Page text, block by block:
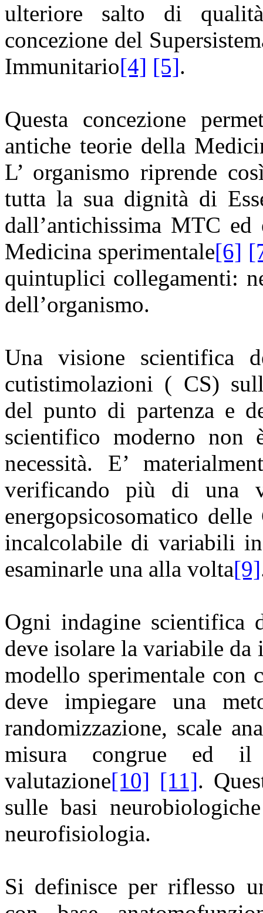
ulteriore salto di
concezione del
Immunitario[4] [5].
Questa concezione
antiche teorie della
L’ organismo riprende
tutta la sua dignità di
dall’antichissima MTC
Medicina sperimentale[6]
quintuplici collegamenti:
dell’organismo.
Una visione scientifica
cutistimolazioni ( CS)
del punto di partenza e
scientifico moderno
necessità. E’
verificando più di una
energopsicosomatico
incalcolabile di variabili
esaminarle una alla volta[9]
Ogni indagine scientifica
deve isolare la variabile da
modello sperimentale con
deve impiegare una
randomizzazione, scale
misura congrue ed
valutazione[10] [11].
sulle basi
neurofisiologia.
Si definisce per riflesso